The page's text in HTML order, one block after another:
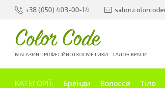
+38 (050) 403-00-14
Color Code
МАГАЗИН ПРОФЕСІЙНОЇ КОСМЕТИКИ - САЛОН КРАСИ
КАТЕГОРІЇ: Бренди Волосся Тіло